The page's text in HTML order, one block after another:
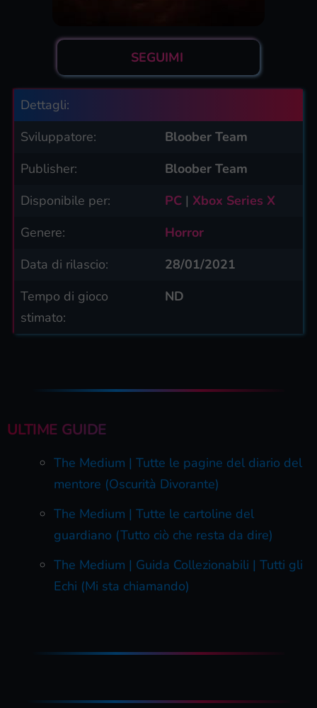
SEGUIMI
Dettagli:
Sviluppatore:
Bloober Team
Publisher:
Bloober Team
Disponibile per:
PC| Xbox Series X
Genere:
Horror
Data di rilascio:
28/01/2021
Tempo di gioco
stimato:
ND
ULTIME GUIDE
The Medium | Tutte le pagine del diario del
mentore (Oscurità Divorante)
The Medium | Tutte le cartoline del
guardiano (Tutto ciò che resta da dire)
The Medium | Guida Collezionabili | Tutti gli
Echi (Mi sta chiamando)